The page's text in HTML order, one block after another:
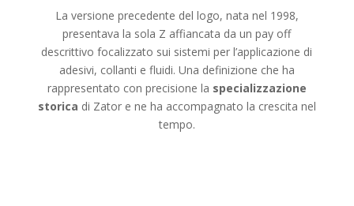
La versione precedente del logo, nata nel 1998,
presentava la sola Z affiancata da un pay off
descrittivo focalizzato sui sistemi per l’applicazione di
adesivi, collanti e fluidi. Una definizione che ha
rappresentato con precisione la specializzazione
storica di Zator e ne ha accompagnato la crescita nel
tempo.